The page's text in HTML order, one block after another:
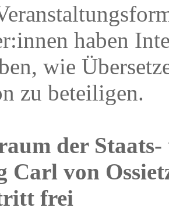
haben
wie
zu beteiligen.
der
Carl von
frei